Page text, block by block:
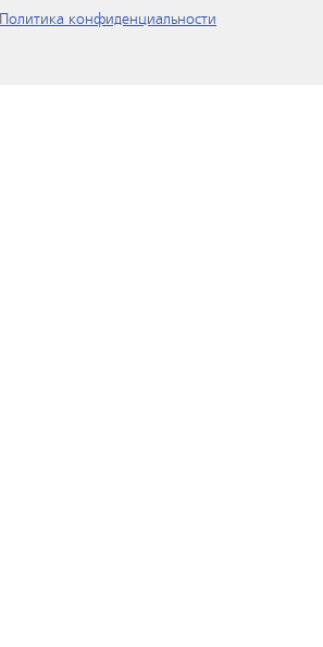
Политика конфиденциальности